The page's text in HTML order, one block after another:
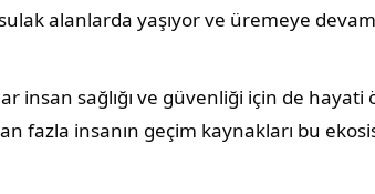
sulak alanlarda yaşıyor ve üremeye
insan sağlığı ve güvenliği için de
fazla insanın geçim kaynakları bu